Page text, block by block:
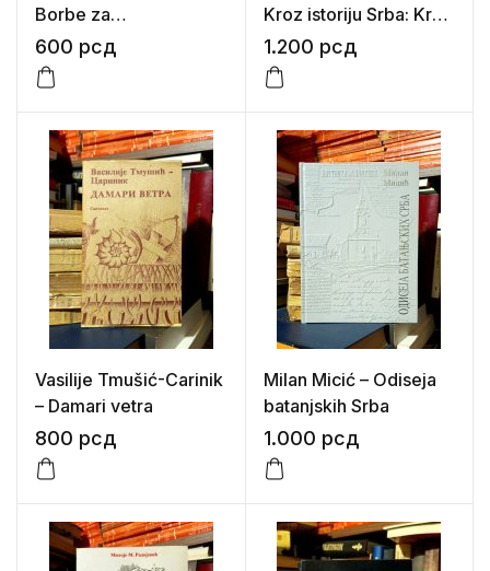
Borbe za
parlamentarni režim u
Srbiji
600 рсд
Kroz istoriju Srba: Kralj
Milan i njegovo doba
1.200 рсд
Vasilije Tmušić-Carinik
– Damari vetra
800 рсд
Milan Micić – Odiseja
batanjskih Srba
1.000 рсд